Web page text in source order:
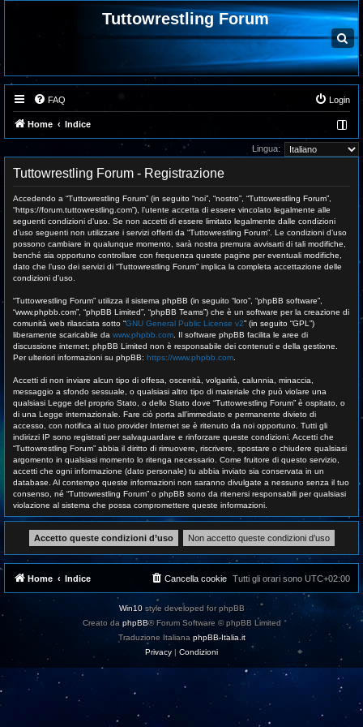
Tuttowrestling Forum
C
e
r
c
a
FAQ Login
Home Indice
Lingua:
Tuttowrestling Forum - Registrazione
Accedendo a “Tuttowrestling Forum” (in seguito “noi”, “nostro”, “Tuttowrestling Forum”,
“https://forum.tuttowrestling.com”), l’utente accetta di essere vincolato legalmente alle
seguenti condizioni d’uso. Se non accetti di essere limitato legalmente dalle condizioni
d’uso seguenti non utilizzare i servizi offerti da “Tuttowrestling Forum”. Le condizioni d’uso
possono cambiare in qualunque momento, sarà nostra premura avvisarti di tali modifiche,
benché sia opportuno controllare con frequenza queste pagine per eventuali modifiche,
dato che l’uso dei servizi di “Tuttowrestling Forum” implica la completa accettazione delle
condizioni d’uso.
“Tuttowrestling Forum” utilizza il sistema phpBB (in seguito “loro”, “phpBB software”,
“www.phpbb.com”, “phpBB Limited”, “phpBB Teams”) che è un software per la creazione di
comunità web rilasciata sotto “GNU General Public License v2” (in seguito “GPL”)
liberamente scaricabile da www.phpbb.com . Il software phpBB facilita le aree di
discussione internet; phpBB Limited non è responsabile dei contenuti e della gestione.
Per ulteriori informazioni su phpBB: https://www.phpbb.com
Accetti di non inviare alcun tipo di offesa, oscenità, volgarità, calunnia, minaccia,
messaggio a sfondo sessuale, o qualsiasi altro tipo di materiale che può violare una
qualsiasi Legge del proprio Stato, o dello Stato dove “Tuttowrestling Forum” è ospitato, o
di una Legge internazionale. Fare ciò porta all’immediato e permanente divieto di
accesso, con notifica al tuo provider Internet se è ritenuto da noi opportuno. Tutti gli
indirizzi IP sono registrati per salvaguardare e rinforzare queste condizioni. Accetti che
“Tuttowrestling Forum” abbia il diritto di rimuovere, riscrivere, spostare o chiudere qualsiasi
argomento in qualsiasi momento lo ritenga necessario. Come fruitore di questo servizio,
accetti che ogni informazione (dato personale) tu abbia inviato sia conservata in un
database. Al contempo queste informazioni non saranno divulgate a nessuno senza il tuo
consenso, né “Tuttowrestling Forum” o phpBB sono da ritenersi responsabili per qualsiasi
violazione al sistema che possa compromettere queste informazioni.
Home Indice Tutti gli orari sono UTC+02:00
Cancella cookie
Win10style developed for phpBB
Creato da phpBB® Forum Software © phpBB Limited
Traduzione Italiana phpBB-Italia.it
Privacy | Condizioni